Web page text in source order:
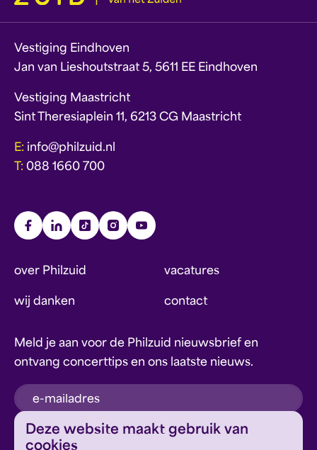
Deze website maakt gebruik van
cookies
Vestiging Eindhoven
Jan van Lieshoutstraat 5, 5611 EE Eindhoven
Vestiging Maastricht
Sint Theresiaplein 11, 6213 CG Maastricht
E: info@philzuid.nl
T: 088 1660 700
over Philzuid vacatures
wij danken contact
Meld je aan voor de Philzuid nieuwsbrief en
ontvang concerttips en ons laatste nieuws.
inschrijven